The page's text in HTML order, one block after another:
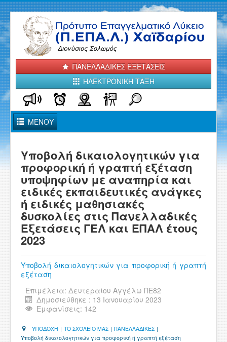
ΠΑΝΕΛΛΑΔΙΚΕΣ ΕΞΕΤΑΣΕΙΣ
ΗΛΕΚΤΡΟΝΙΚΗ ΤΑΞΗ
Toggle
Navigation
ΜΕΝΟΥ
ΤΟ ΣΧΟΛΕΙΟ ΜΑΣ
ΑΝΑΚΟΙΝΩΣΕΙΣ - ΝΕΑ
ΤΟΜΕΙΣ και ΕΙΔΙΚΟΤΗΤΕΣ
ΧΡΗΣΙΜΑ
ΠΕΡΙΟΧΗ ΜΕΛΩΝ
Υποβολή δικαιολογητικών για
προφορική ή γραπτή εξέταση
υποψηφίων με αναπηρία και
ειδικές εκπαιδευτικές ανάγκες
ή ειδικές μαθησιακές
δυσκολίες στις Πανελλαδικές
Εξετάσεις ΓΕΛ και ΕΠΑΛ έτους
2023
Υποβολή δικαιολογητικών για προφορική ή γραπτή
εξέταση
Επιμέλεια: Δευτεραίου Αγγέλω ΠΕ82
Δημοσιεύθηκε : 13 Ιανουαρίου 2023
Εμφανίσεις: 142
ΥΠΟΔΟΧΗ | ΤΟ ΣΧΟΛΕΙΟ ΜΑΣ | ΠΑΝΕΛΛΑΔΙΚΕΣ |
Υποβολή δικαιολογητικών για προφορική ή γραπτή εξέταση